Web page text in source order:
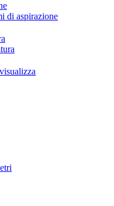
di aspirazione